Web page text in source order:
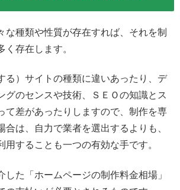
な種類や性質が存在すれば、それを制
く存在します。
る）サイトの種類に違いあったり、デ
グのセンスや技術、ＳＥＯの知識とス
て差があったりしますので、制作を専
合は、自力で業者を選出するよりも、
用することも一つの有効な手です。
した「ホームページの制作料金相場」